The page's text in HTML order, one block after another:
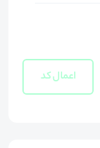
اعمال کد